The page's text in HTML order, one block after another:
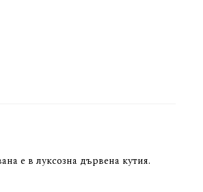
е в луксозна дървена кутия.